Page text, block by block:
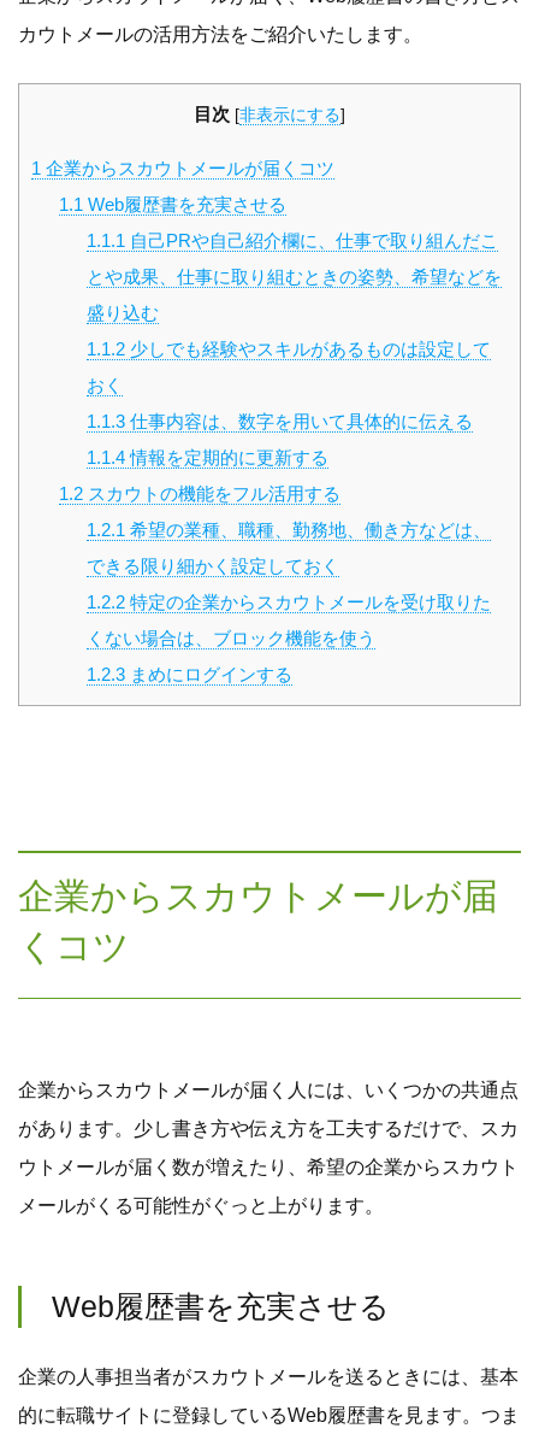
カウトメールの活用方法をご紹介いたします。
目次 [非表示にする]
1 企業からスカウトメールが届くコツ
1.1 Web履歴書を充実させる
1.1.1 自己PRや自己紹介欄に、仕事で取り組んだこ
とや成果、仕事に取り組むときの姿勢、希望などを
盛り込む
1.1.2少しでも経験やスキルがあるものは設定して
おく
1.1.3仕事内容は、数字を用いて具体的に伝える
1.1.4情報を定期的に更新する
1.2スカウトの機能をフル活用する
1.2.1 希望の業種、職種、勤務地、働き方などは、
できる限り細かく設定しておく
1.2.2特定の企業からスカウトメールを受け取りた
くない場合は、ブロック機能を使う
1.2.3まめにログインする
企業からスカウトメールが届
くコツ
企業からスカウトメールが届く人には、いくつかの共通点
があります。少し書き方や伝え方を工夫するだけで、スカ
ウトメールが届く数が増えたり、希望の企業からスカウト
メールがくる可能性がぐっと上がります。
Web履歴書を充実させる
企業の人事担当者がスカウトメールを送るときには、基本
的に転職サイトに登録しているWeb履歴書を見ます。つま